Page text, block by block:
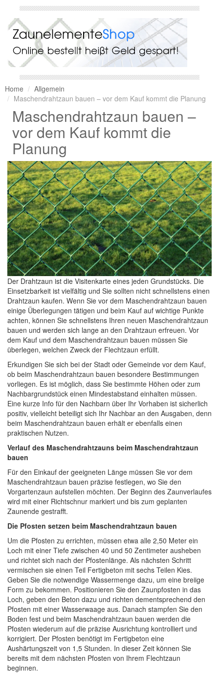
Home
Allgemein
Maschendrahtzaun bauen – vor dem Kauf kommt die Planung
Maschendrahtzaun bauen –
vor dem Kauf kommt die
Planung
Der Drahtzaun ist die Visitenkarte eines jeden Grundstücks. Die
Einsetzbarkeit ist vielfältig und Sie sollten nicht schnellstens einen
Drahtzaun kaufen. Wenn Sie vor dem Maschendrahtzaun bauen
einige Überlegungen tätigen und beim Kauf auf wichtige Punkte
achten, können Sie schnellstens Ihren neuen Maschendrahtzaun
bauen und werden sich lange an den Drahtzaun erfreuen. Vor
dem Kauf und dem Maschendrahtzaun bauen müssen Sie
überlegen, welchen Zweck der Flechtzaun erfüllt.
Erkundigen Sie sich bei der Stadt oder Gemeinde vor dem Kauf,
ob beim Maschendrahtzaun bauen besondere Bestimmungen
vorliegen. Es ist möglich, dass Sie bestimmte Höhen oder zum
Nachbargrundstück einen Mindestabstand einhalten müssen.
Eine kurze Info für den Nachbarn über Ihr Vorhaben ist sicherlich
positiv, vielleicht beteiligt sich Ihr Nachbar an den Ausgaben, denn
beim Maschendrahtzaun bauen erhält er ebenfalls einen
praktischen Nutzen.
Verlauf des Maschendrahtzauns beim Maschendrahtzaun
bauen
Für den Einkauf der geeigneten Länge müssen Sie vor dem
Maschendrahtzaun bauen präzise festlegen, wo Sie den
Vorgartenzaun aufstellen möchten. Der Beginn des Zaunverlaufes
wird mit einer Richtschnur markiert und bis zum geplanten
Zaunende gestrafft.
Die Pfosten setzen beim Maschendrahtzaun bauen
Um die Pfosten zu errichten, müssen etwa alle 2,50 Meter ein
Loch mit einer Tiefe zwischen 40 und 50 Zentimeter ausheben
und richtet sich nach der Pfostenlänge. Als nächsten Schritt
vermischen sie einen Teil Fertigbeton mit sechs Teilen Kies.
Geben Sie die notwendige Wassermenge dazu, um eine breiige
Form zu bekommen. Positionieren Sie den Zaunpfosten in das
Loch, geben den Beton dazu und richten dementsprechend den
Pfosten mit einer Wasserwaage aus. Danach stampfen Sie den
Boden fest und beim Maschendrahtzaun bauen werden die
Pfosten wiederum auf die präzise Ausrichtung kontrolliert und
korrigiert. Der Pfosten benötigt im Fertigbeton eine
Aushärtungszeit von 1,5 Stunden. In dieser Zeit können Sie
bereits mit dem nächsten Pfosten von Ihrem Flechtzaun
beginnen.